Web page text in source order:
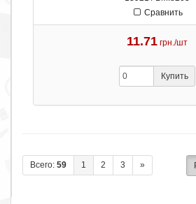
Сравнить
11.71 грн./шт
Купить
Всего: 59 1 2 3 »